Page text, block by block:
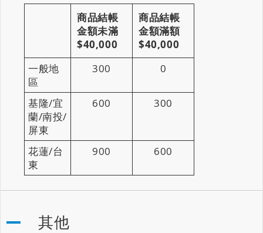
商品結帳
金額未滿
$40,000
商品結帳
金額滿額
$40,000
一般地
區
300 0
基隆/宜
蘭/南投/
屏東
600 300
花蓮/台
東
900 600
其他